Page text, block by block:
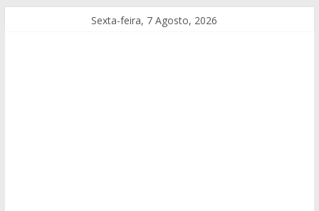
Sexta-feira, 7 Agosto, 2026